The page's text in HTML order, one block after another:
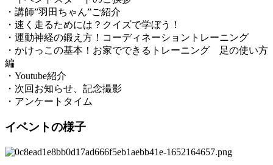
・講師”羽田ちゃん”ご紹介
・速く走るためには？クイズで学ぼう！
・運動神経の鍛え方！コーディネーショントレーニング
・かけっこの基本！お家でできるトレーニング 足の使い方
編
・Youtube紹介
・次回お知らせ、記念撮影
・アンケートタイム
イベントの様子